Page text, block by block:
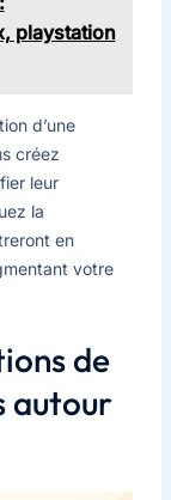
playstation
d’une
créez
leur
la
en
votre
de
autour